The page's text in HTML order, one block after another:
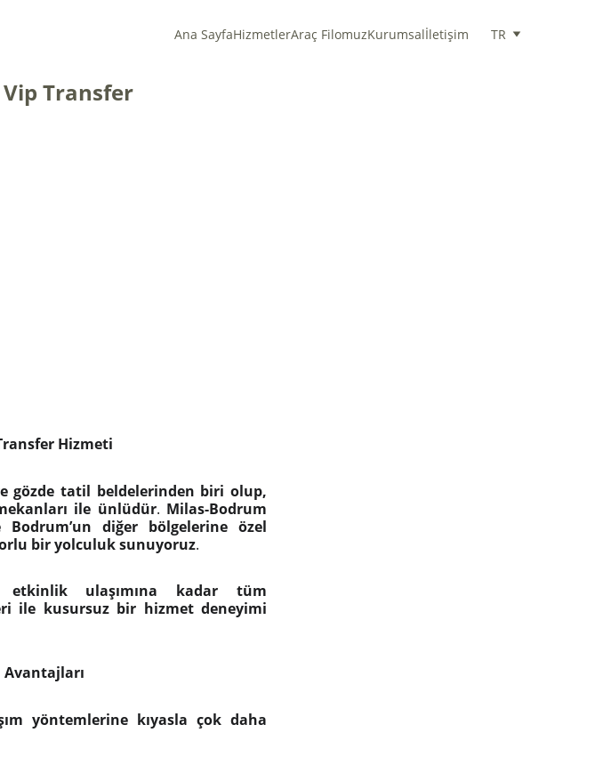
Ana SayfaHizmetlerAraç FilomuzKurumsalİletişim TR
Transfer
Hizmeti
gözde tatil beldelerinden biri olup,
ile ünlüdür. Milas-Bodrum
Bodrum’un diğer bölgelerine özel
bir yolculuk sunuyoruz.
etkinlik ulaşımına kadar tüm
ile kusursuz bir hizmet deneyimi
yöntemlerine kıyasla çok daha